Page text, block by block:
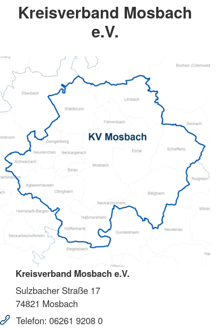
Kreisverband Mosbach
e.V.
Kreisverband Mosbach e.V.
Sulzbacher Straße 17
74821 Mosbach
Telefon: 06261 9208 0